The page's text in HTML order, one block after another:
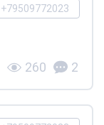
+79509772023
260 2